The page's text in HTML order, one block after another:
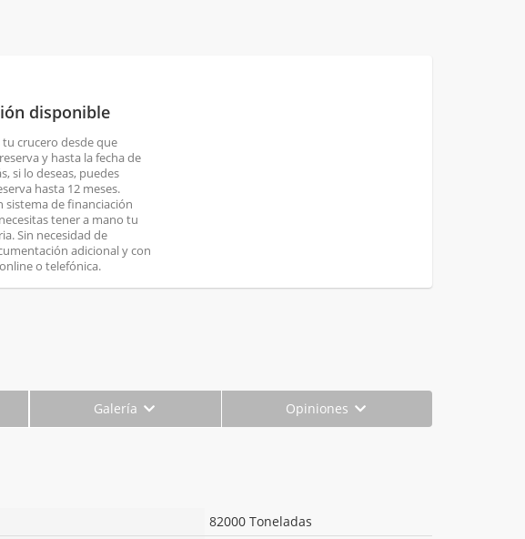
disponible
tu crucero desde que
y hasta la fecha de
si lo deseas, puedes
hasta 12 meses.
sistema de financiación
tener a mano tu
Sin necesidad de
adicional y con
o telefónica.
Galería Opiniones
82000 Toneladas